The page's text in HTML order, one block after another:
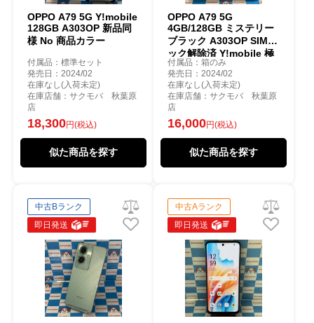
OPPO A79 5G Y!mobile
128GB A303OP 新品同
様 No 商品カラー
付属品：標準セット
発売日：2024/02
在庫なし(入荷未定)
在庫店舗：サクモバ 秋葉原
店
18,300円(税込)
似た商品を探す
OPPO A79 5G
4GB/128GB ミステリー
ブラック A303OP SIMロ
ック解除済 Y!mobile 極
美品
付属品：箱のみ
発売日：2024/02
在庫なし(入荷未定)
在庫店舗：サクモバ 秋葉原
店
16,000円(税込)
似た商品を探す
中古Bランク
即日発送
中古Aランク
即日発送